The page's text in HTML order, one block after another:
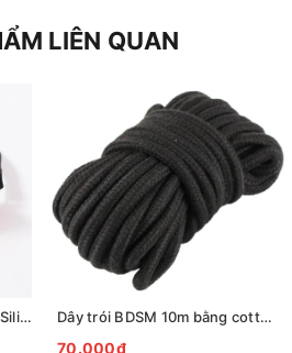
LIÊN QUAN
Vòng Miệng BDSM O-Ring Silicone Cao Cấp Dây Da Cá Tính Dây trói BDSM 10m bằng cotton mềm - Dây trói Bondage Shibari
70.000₫